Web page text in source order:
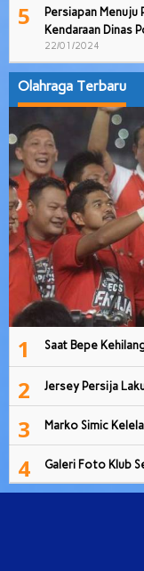
5
Persiapan Menuju
Kendaraan Dinas
22/01/2024
Olahraga Terbaru
1 Saat Bepe
2 Jersey Persija
3 Marko Simic
4 Galeri Foto Klub